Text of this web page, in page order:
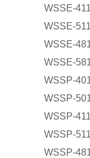
WSSE-
WSSE-
WSSE-
WSSE-
WSSP-
WSSP-
WSSP-
WSSP-
WSSP-